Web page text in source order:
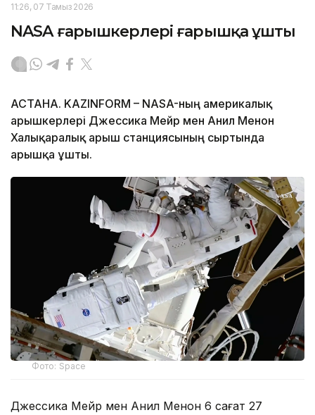
11:26, 07 Тамыз 2026
NASA ғарышкерлері ғарышқа ұшты
АСТАНА. KAZINFORM – NASA-ның америкалық
ғарышкерлері Джессика Мейр мен Анил Менон
Халықаралық ғарыш станциясының сыртында
ғарышқа ұшты.
Фото: Space
Джессика Мейр мен Анил Менон 6 сағат 27